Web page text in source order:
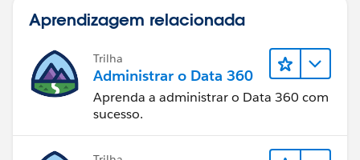
Aprendizagem relacionada
Trilha
Administrar o Data 360
Aprenda a administrar o Data 360 com
sucesso.